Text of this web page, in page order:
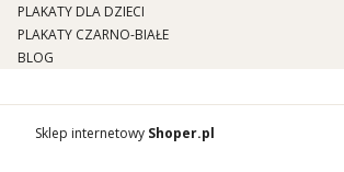
PLAKATY DLA DZIECI
PLAKATY CZARNO-BIAŁE
BLOG
Sklep internetowy Shoper.pl